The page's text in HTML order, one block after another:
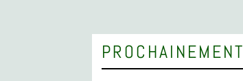
PROCHAINEMENT